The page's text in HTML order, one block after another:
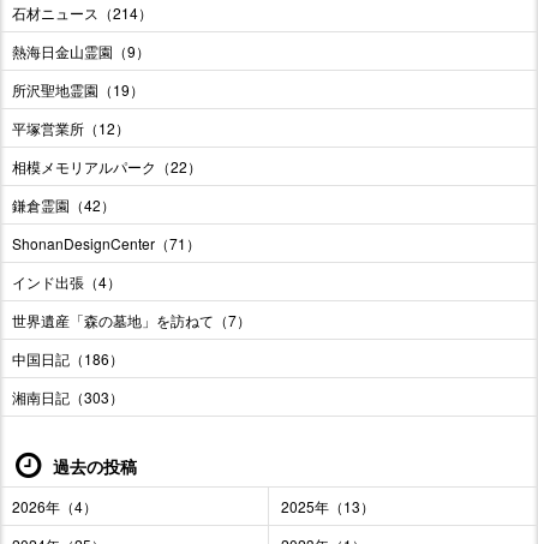
石材ニュース（214）
熱海日金山霊園（9）
所沢聖地霊園（19）
平塚営業所（12）
相模メモリアルパーク（22）
鎌倉霊園（42）
ShonanDesignCenter（71）
インド出張（4）
世界遺産「森の墓地」を訪ねて（7）
中国日記（186）
湘南日記（303）
過去の投稿
2026年（4）
2025年（13）